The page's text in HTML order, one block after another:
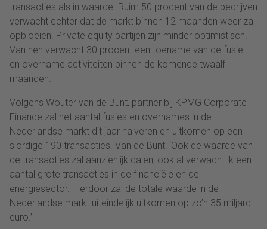
transacties als in waarde. Ruim 50 procent van de bedrijven
verwacht echter dat de markt binnen 12 maanden weer zal
opbloeien. Private equity partijen zijn minder optimistisch.
Van hen verwacht 30 procent een toename van de fusie-
en overname activiteiten binnen de komende twaalf
maanden.
Volgens Wouter van de Bunt, partner bij KPMG Corporate
Finance zal het aantal fusies en overnames in de
Nederlandse markt dit jaar halveren en uitkomen op een
slordige 190 transacties. Van de Bunt: ‘Ook de waarde van
de transacties zal aanzienlijk dalen, ook al verwacht ik een
aantal grote transacties in de financiële en de
energiesector. Hierdoor zal de totale waarde in de
Nederlandse markt uiteindelijk uitkomen op zo’n 35 miljard
euro.’